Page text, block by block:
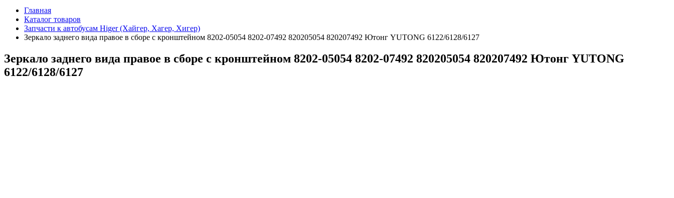
Главная
Каталог товаров
Запчасти к автобусам Higer (Хайгер, Хагер, Хигер)
Зеркало заднего вида правое в сборе с кронштейном 8202-05054 8202-07492 820205054 820207492 Ютонг YUTONG 6122/6128/6127
Зеркало заднего вида правое в сборе с кронштейном 8202-05054 8202-07492 820205054 820207492 Ютонг YUTONG
6122/6128/6127